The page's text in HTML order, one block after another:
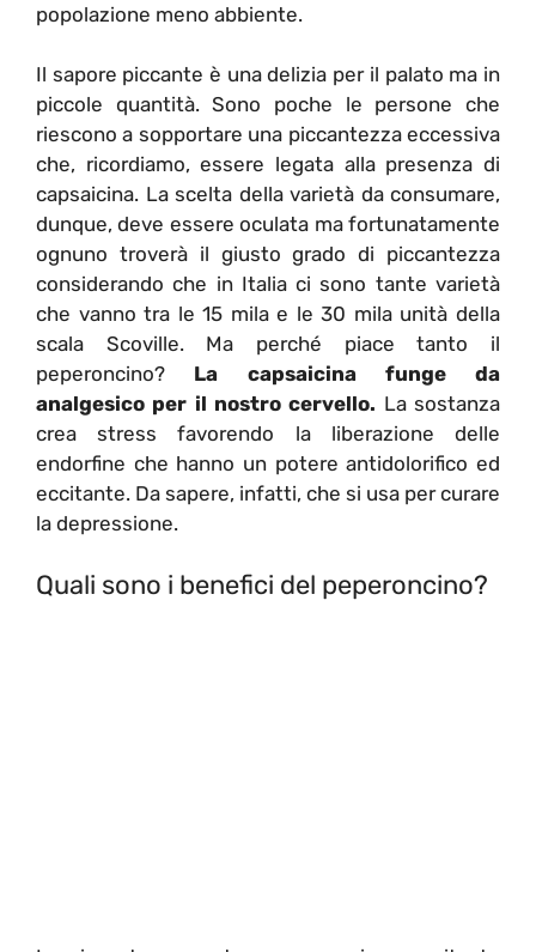
popolazione meno abbiente.
Il sapore piccante è una delizia per il palato ma in
piccole quantità. Sono poche le persone che
riescono a sopportare una piccantezza eccessiva
che, ricordiamo, essere legata alla presenza di
capsaicina. La scelta della varietà da consumare,
dunque, deve essere oculata ma fortunatamente
ognuno troverà il giusto grado di piccantezza
considerando che in Italia ci sono tante varietà
che vanno tra le 15 mila e le 30 mila unità della
scala Scoville. Ma perché piace tanto il
peperoncino? La capsaicina funge da
analgesico per il nostro cervello. La sostanza
crea stress favorendo la liberazione delle
endorfine che hanno un potere antidolorifico ed
eccitante. Da sapere, infatti, che si usa per curare
la depressione.
Quali sono i benefici del peperoncino?